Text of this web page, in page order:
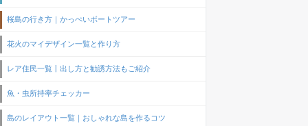
桜島の行き方｜かっぺいボートツアー
花火のマイデザイン一覧と作り方
レア住民一覧丨出し方と勧誘方法もご紹介
魚・虫所持率チェッカー
島のレイアウト一覧｜おしゃれな島を作るコツ